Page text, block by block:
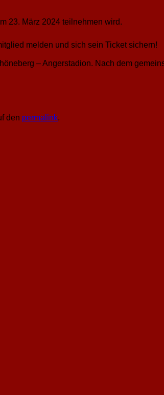
23. März 2024 teilnehmen wird.
melden und sich sein Ticket sichern!
– Angerstadion. Nach dem
den permalink.